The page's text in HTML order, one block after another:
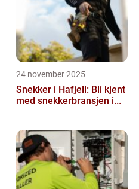
24 november 2025
Snekker i Hafjell: Bli kjent
med snekkerbransjen i...